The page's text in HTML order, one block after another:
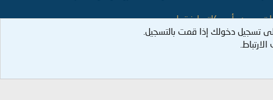
تعبر عن رأي كاتبها فقط.
تسجيل دخولك إذا قمت بالتسجيل.